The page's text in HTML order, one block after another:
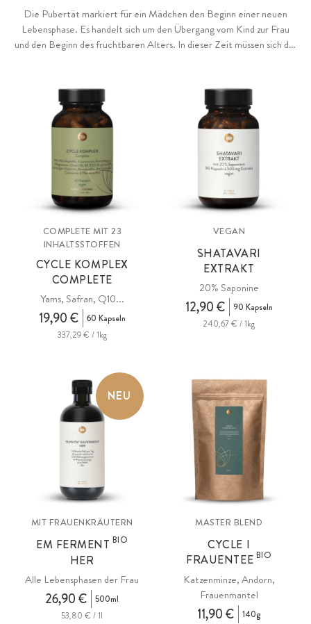
Die Pubertät markiert für ein Mädchen den Beginn einer neuen
Lebensphase. Es handelt sich um den Übergang vom Kind zur Frau
und den Beginn des fruchtbaren Alters. In dieser Zeit müssen sich die
COMPLETE MIT 23
INHALTSSTOFFEN
CYCLE KOMPLEX
COMPLETE
Yams, Safran, Q10...
19,90 €
60 Kapseln
337,29 € / 1kg
VEGAN
SHATAVARI
EXTRAKT
20% Saponine
12,90 €
90 Kapseln
240,67 € / 1kg
NEU
MIT FRAUENKRÄUTERN
EM FERMENTBIO
HER
Alle Lebensphasen der Frau
26,90 €
500ml
53,80 € / 1l
MASTER BLEND
CYCLE I
FRAUENTEEBIO
Katzenminze, Andorn,
Frauenmantel
11,90 €
140g